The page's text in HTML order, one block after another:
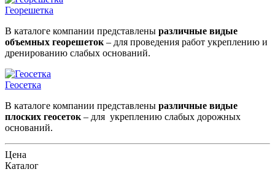
Георешетка
В каталоге компании представлены различные видые
объемных георешеток – для проведения работ укреплению и
дренированию слабых оснований.
Геосетка
В каталоге компании представлены различные видые
плоских геосеток – для укреплению слабых дорожных
оснований.
Цена
Каталог